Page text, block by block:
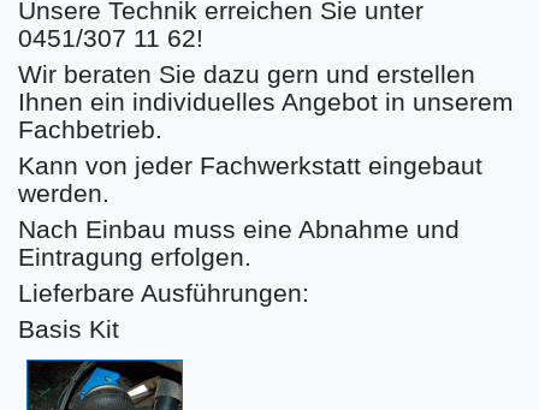
Unsere Technik erreichen Sie unter
0451/307 11 62!
Wir beraten Sie dazu gern und erstellen
Ihnen ein individuelles Angebot in unserem
Fachbetrieb.
Kann von jeder Fachwerkstatt eingebaut
werden.
Nach Einbau muss eine Abnahme und
Eintragung erfolgen.
Lieferbare Ausführungen:
Basis Kit